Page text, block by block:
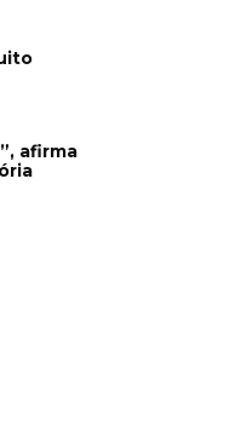
afirma